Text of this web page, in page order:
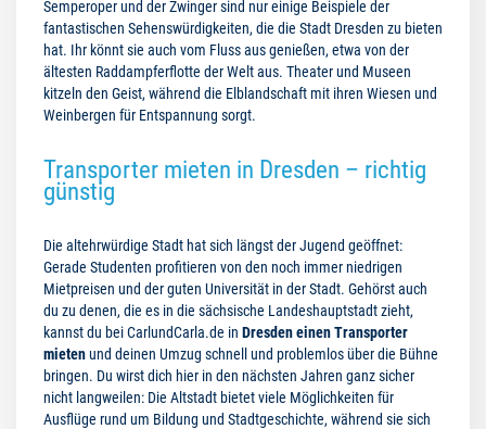
Semperoper und der Zwinger sind nur einige Beispiele der
fantastischen Sehenswürdigkeiten, die die Stadt Dresden zu bieten
hat. Ihr könnt sie auch vom Fluss aus genießen, etwa von der
ältesten Raddampferflotte der Welt aus. Theater und Museen
kitzeln den Geist, während die Elblandschaft mit ihren Wiesen und
Weinbergen für Entspannung sorgt.
Transporter mieten in Dresden – richtig
günstig
Die altehrwürdige Stadt hat sich längst der Jugend geöffnet:
Gerade Studenten profitieren von den noch immer niedrigen
Mietpreisen und der guten Universität in der Stadt. Gehörst auch
du zu denen, die es in die sächsische Landeshauptstadt zieht,
kannst du bei CarlundCarla.de in Dresden einen Transporter
mietenund deinen Umzug schnell und problemlos über die Bühne
bringen. Du wirst dich hier in den nächsten Jahren ganz sicher
nicht langweilen: Die Altstadt bietet viele Möglichkeiten für
Ausflüge rund um Bildung und Stadtgeschichte, während sie sich